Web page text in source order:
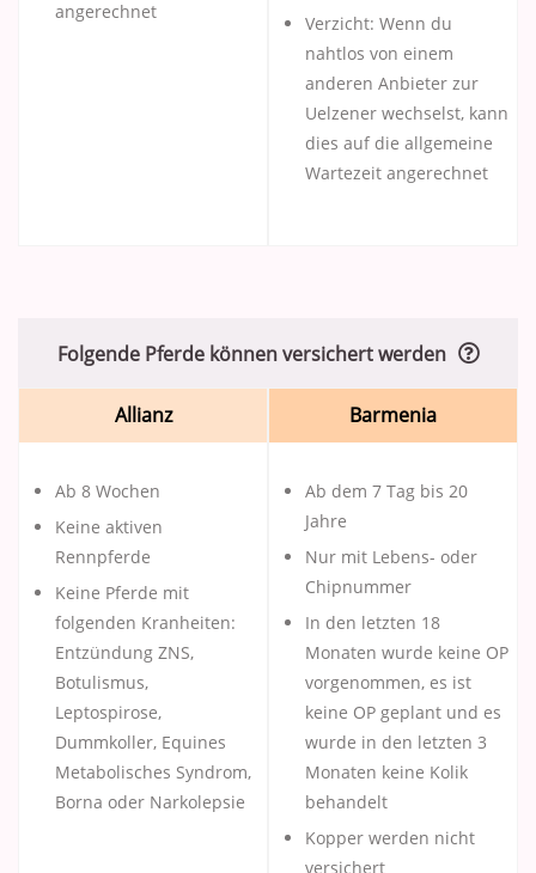
angerechnet
Verzicht: Wenn du
nahtlos von einem
anderen Anbieter zur
Uelzener wechselst, kann
dies auf die allgemeine
Wartezeit angerechnet
Folgende Pferde können versichert werden
Allianz
Ab 8 Wochen
Keine aktiven
Rennpferde
Keine Pferde mit
folgenden Kranheiten:
Entzündung ZNS,
Botulismus,
Leptospirose,
Dummkoller, Equines
Metabolisches Syndrom,
Borna oder Narkolepsie
Barmenia
Ab dem 7 Tag bis 20
Jahre
Nur mit Lebens- oder
Chipnummer
In den letzten 18
Monaten wurde keine OP
vorgenommen, es ist
keine OP geplant und es
wurde in den letzten 3
Monaten keine Kolik
behandelt
Kopper werden nicht
versichert